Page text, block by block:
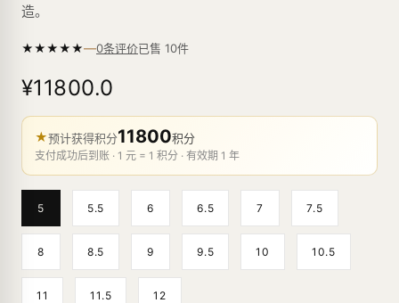
造。
★★★★★—0条评价已售 10件
¥11800.0
★预计获得积分11800积分
支付成功后到账 · 1 元 = 1 积分 · 有效期 1 年
5 5.5 6 6.5 7 7.5
8 8.5 9 9.5 10 10.5
11 11.5 12